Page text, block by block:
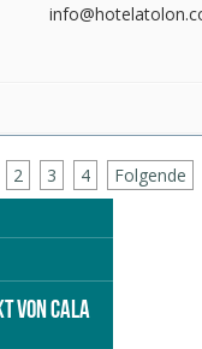
2 3 4 Folgende
VON CALA